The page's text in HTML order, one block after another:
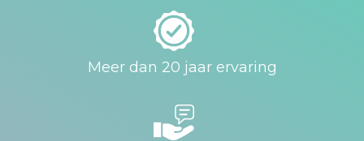
Meer dan 20 jaar ervaring